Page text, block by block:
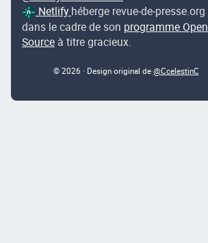
Netlify héberge revue-de-presse.org
dans le cadre de son programme Open
Source à titre gracieux.
© 2026 · Design original de @CcelestinC